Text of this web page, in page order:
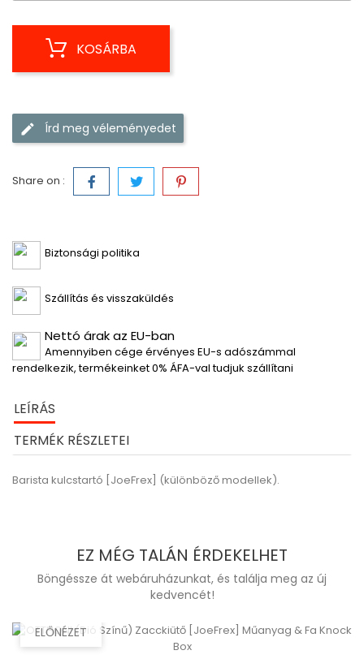
KOSÁRBA
Írd meg véleményedet
Share on :
Biztonsági politika
Szállítás és visszaküldés
Nettó árak az EU-ban
Amennyiben cége érvényes EU-s adószámmal
rendelkezik, termékeinket 0% ÁFA-val tudjuk szállítani
LEÍRÁS
TERMÉK RÉSZLETEI
Barista kulcstartó [JoeFrex] (különböző modellek).
EZ MÉG TALÁN ÉRDEKELHET
Böngéssze át webáruházunkat, és találja meg az új
kedvencét!
ELŐNÉZET